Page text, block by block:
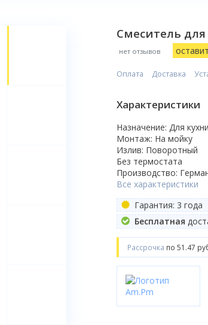
Смеситель для
нет отзывов
Оплата Доставка
Характеристики
Назначение: Для кухни
Монтаж: На мойку
Излив: Поворотный
Без термостата
Производство:
Все характеристики
Гарантия: 3 года
Бесплатная
Рассрочка по 51.47